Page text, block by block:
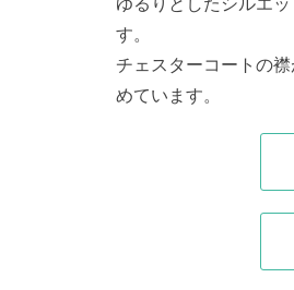
ゆるりとしたシルエ
す。
チェスターコートの
めています。